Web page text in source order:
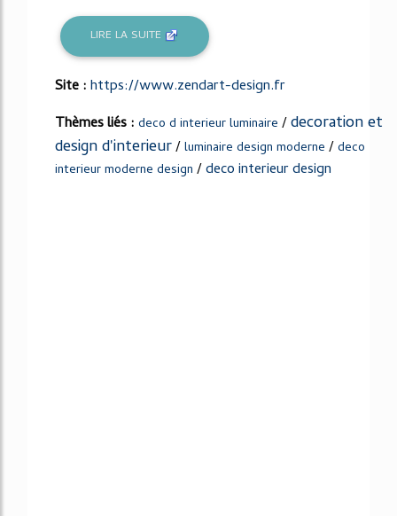
LIRE LA SUITE
Site :https://www.zendart-design.fr
Thèmes liés : deco d interieur luminaire /decoration et
design d'interieur/luminaire design moderne /deco
interieur moderne design /deco interieur design